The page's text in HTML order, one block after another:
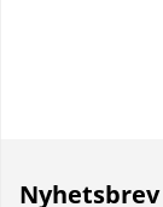
Nyhetsbrev